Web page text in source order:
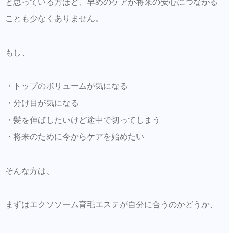
と思っている方ほど、早めのケアが将来の安心につながる
ことも少なくありません。
もし、
・トップのボリュームが気になる
・分け目が気になる
・髪を伸ばしたいけど途中で切ってしまう
・将来のために今からケアを始めたい
そんな方は、
まずはエクソソーム育毛エステが自分に合うのかどうか、